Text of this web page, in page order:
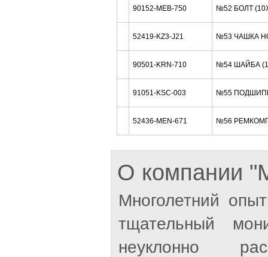
90152-MEB-750 №52 БОЛТ
52419-KZ3-J21 №53 ЧАШКА
90501-KRN-710 №54 ШАЙБА
91051-KSC-003 №55
52436-MEN-671 №56
О компании
Многолетний
тщательный
неуклонно